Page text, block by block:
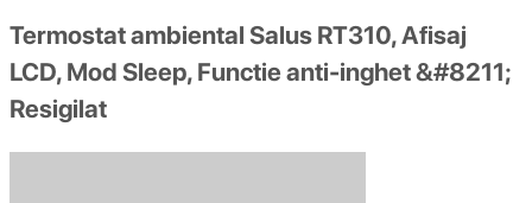
Termostat ambiental Salus RT310, Afisaj
LCD, Mod Sleep, Functie anti-inghet &#8211;
Resigilat